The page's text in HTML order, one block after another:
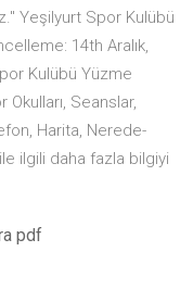
Yeşilyurt Spor Kulübü
14th Aralık,
Kulübü Yüzme
Seanslar,
Harita, Nerede-
ilgili daha fazla bilgiyi
pdf